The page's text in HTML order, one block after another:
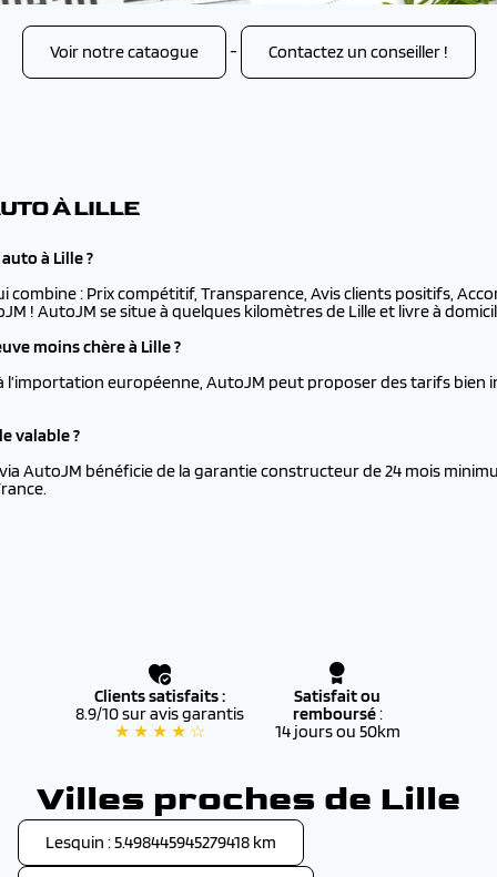
Voir notre cataogue - Contactez un conseiller !
À LILLE
à Lille ?
combine : Prix compétitif, Transparence, Avis clients positifs,
! AutoJM se situe à quelques kilomètres de Lille et livre à
moins chère à Lille ?
l’importation européenne, AutoJM peut proposer des tarifs bien
valable ?
AutoJM bénéficie de la garantie constructeur de 24 mois
Clients satisfaits :
8.9/10 sur avis garantis
★ ★ ★ ★ ☆
Satisfait ou
remboursé:
14 jours ou 50km
Villes proches de Lille
Lesquin : 5.498445945279418 km